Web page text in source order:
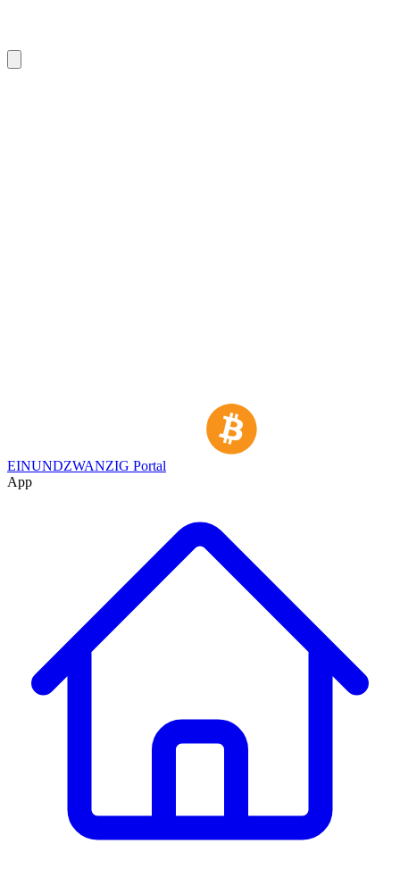
EINUNDZWANZIG Portal
App